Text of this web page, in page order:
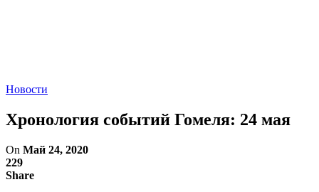
Новости
Хронология событий Гомеля: 24 мая
On Май 24, 2020
229
Share